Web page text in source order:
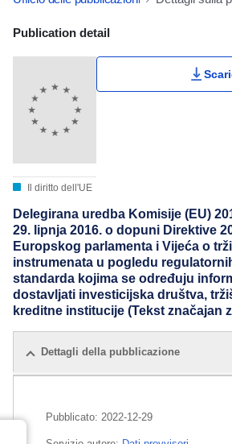
Publication Detail Actions
Publication detail
Il diritto dell'UE
Delegirana uredba Komisije (EU)
29. lipnja 2016. o dopuni Direktive
Europskog parlamenta i Vijeća o
instrumenata u pogledu
standarda kojima se određuju
dostavljati investicijska društva,
kreditne institucije (Tekst značajan
Dettagli della pubblicazione
Pubblicato: 2022-12-29